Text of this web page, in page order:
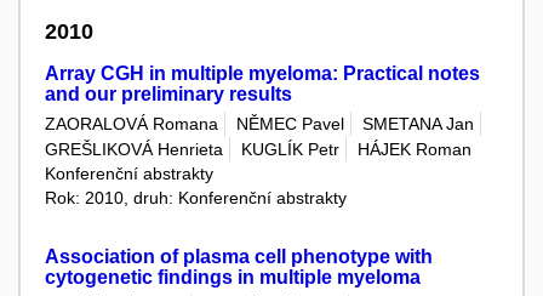
2010
Array CGH in multiple myeloma: Practical notes
and our preliminary results
ZAORALOVÁ Romana NĚMEC Pavel
SMETANA Jan
GREŠLIKOVÁ Henrieta
KUGLÍK Petr
HÁJEK Roman
Konferenční abstrakty
Rok: 2010, druh: Konferenční abstrakty
Association of plasma cell phenotype with
cytogenetic findings in multiple myeloma